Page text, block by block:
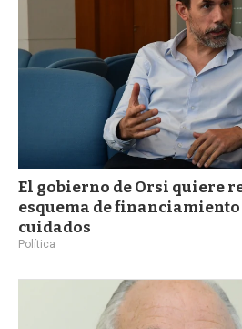
El gobierno de Orsi quiere
esquema de
cuidados
Política